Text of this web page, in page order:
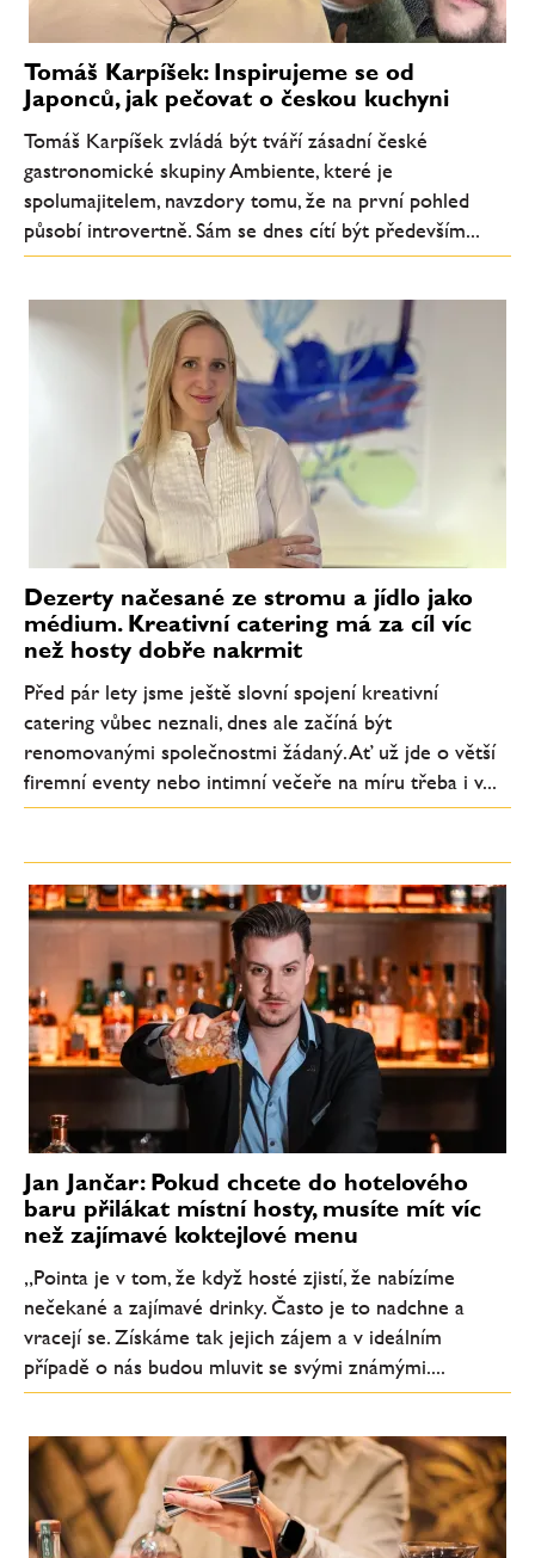
Tomáš Karpíšek: Inspirujeme se od
Japonců, jak pečovat o českou kuchyni
Tomáš Karpíšek zvládá být tváří zásadní české
gastronomické skupiny Ambiente, které je
spolumajitelem, navzdory tomu, že na první pohled
působí introvertně. Sám se dnes cítí být především...
Dezerty načesané ze stromu a jídlo jako
médium. Kreativní catering má za cíl víc
než hosty dobře nakrmit
Před pár lety jsme ještě slovní spojení kreativní
catering vůbec neznali, dnes ale začíná být
renomovanými společnostmi žádaný. Ať už jde o větší
firemní eventy nebo intimní večeře na míru třeba i v...
Jan Jančar: Pokud chcete do hotelového
baru přilákat místní hosty, musíte mít víc
než zajímavé koktejlové menu
„Pointa je v tom, že když hosté zjistí, že nabízíme
nečekané a zajímavé drinky. Často je to nadchne a
vracejí se. Získáme tak jejich zájem a v ideálním
případě o nás budou mluvit se svými známými....